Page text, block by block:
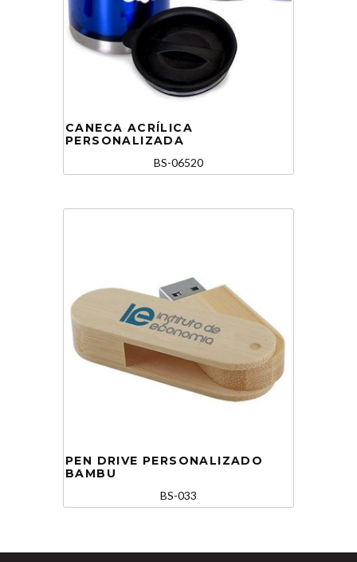
CANECA ACRÍLICA
PERSONALIZADA
BS-06520
PEN DRIVE PERSONALIZADO
BAMBU
BS-033